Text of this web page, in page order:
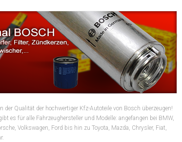
der Qualität der hochwertiger Kfz-Autoteile von Bosch überzeugen!
es für alle Fahrzeughersteller und Modelle: angefangen bei BMW,
Volkswagen, Ford bis hin zu Toyota, Mazda, Chrysler, Fiat,